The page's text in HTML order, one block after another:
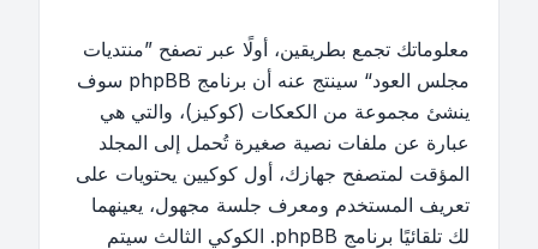
معلوماتك تجمع بطريقين، أولًا عبر تصفح ”منتديات
مجلس العود“ سينتج عنه أن برنامج phpBB سوف
ينشئ مجموعة من الكعكات (كوكيز)، والتي هي
عبارة عن ملفات نصية صغيرة تُحمل إلى المجلد
المؤقت لمتصفح جهازك، أول كوكيين يحتويات على
تعريف المستخدم ومعرف جلسة مجهول، يعينهما
لك تلقائيًا برنامج phpBB. الكوكي الثالث سيتم